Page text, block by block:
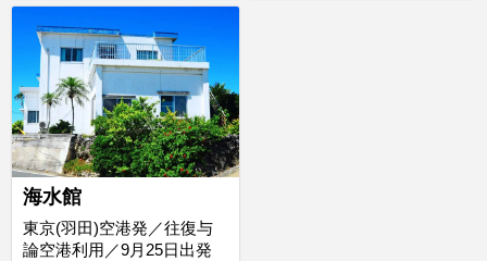
海水館
東京(羽田)空港発／往復与
論空港利用／9月25日出発